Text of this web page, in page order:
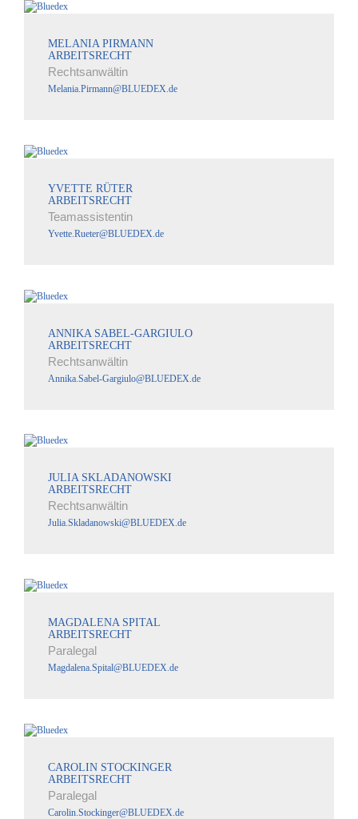
MELANIA PIRMANN
ARBEITSRECHT
Rechtsanwältin
Melania.Pirmann@BLUEDEX.de
YVETTE RÜTER
ARBEITSRECHT
Teamassistentin
Yvette.Rueter@BLUEDEX.de
ANNIKA SABEL-GARGIULO
ARBEITSRECHT
Rechtsanwältin
Annika.Sabel-Gargiulo@BLUEDEX.de
JULIA SKLADANOWSKI
ARBEITSRECHT
Rechtsanwältin
Julia.Skladanowski@BLUEDEX.de
MAGDALENA SPITAL
ARBEITSRECHT
Paralegal
Magdalena.Spital@BLUEDEX.de
CAROLIN STOCKINGER
ARBEITSRECHT
Paralegal
Carolin.Stockinger@BLUEDEX.de